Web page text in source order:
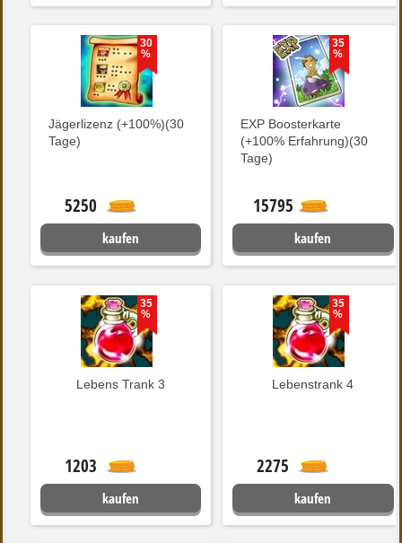
30
%
Jägerlizenz (+100%)(30
Tage)
5250
kaufen
35
%
EXP Boosterkarte
(+100% Erfahrung)(30
Tage)
15795
kaufen
35
%
Lebens Trank 3
1203
kaufen
35
%
Lebenstrank 4
2275
kaufen